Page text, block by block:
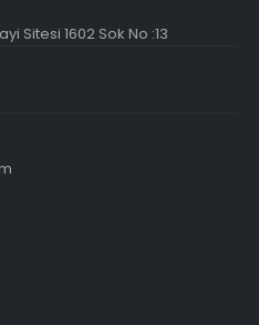
Sitesi 1602 Sok No :13